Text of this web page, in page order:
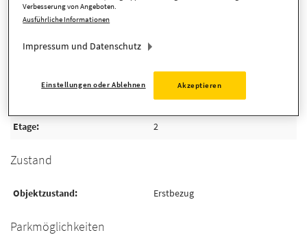
Detaillierte Informationen
Flächen/Räume
Etage 2
Zustand
Objektzustand Erstbezug
Parkmöglichkeiten
Verbesserung von Angeboten.
Ausführliche Informationen
Impressum und Datenschutz
Einstellungen oder Ablehnen Akzeptieren